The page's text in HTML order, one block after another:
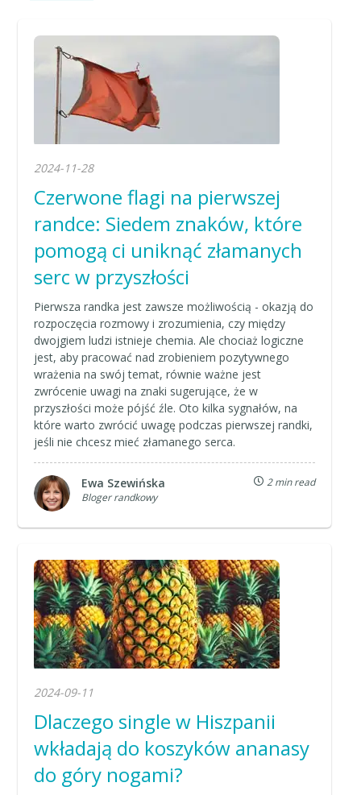
2024-11-28
Czerwone flagi na pierwszej
randce: Siedem znaków, które
pomogą ci uniknąć złamanych
serc w przyszłości
Pierwsza randka jest zawsze możliwością - okazją do
rozpoczęcia rozmowy i zrozumienia, czy między
dwojgiem ludzi istnieje chemia. Ale chociaż logiczne
jest, aby pracować nad zrobieniem pozytywnego
wrażenia na swój temat, równie ważne jest
zwrócenie uwagi na znaki sugerujące, że w
przyszłości może pójść źle. Oto kilka sygnałów, na
które warto zwrócić uwagę podczas pierwszej randki,
jeśli nie chcesz mieć złamanego serca.
Ewa Szewińska
Bloger randkowy
2 min read
2024-09-11
Dlaczego single w Hiszpanii
wkładają do koszyków ananasy
do góry nogami?